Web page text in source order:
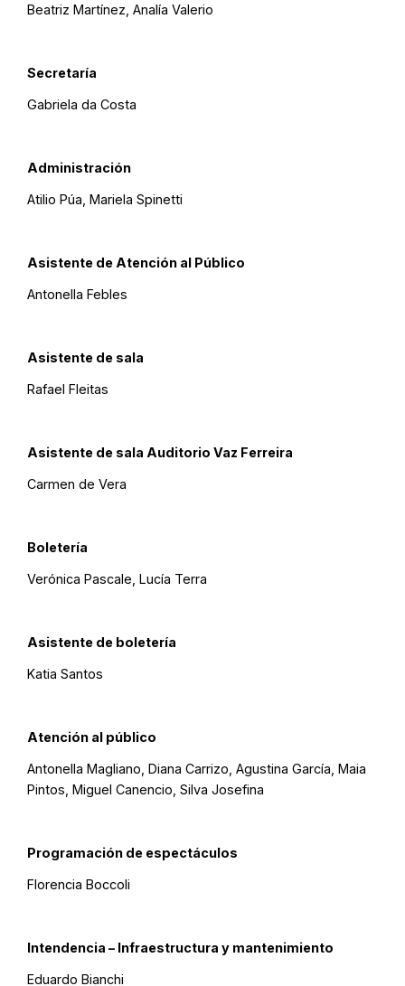
Beatriz Martínez, Analía Valerio
Secretaría
Gabriela da Costa
Administración
Atilio Púa, Mariela Spinetti
Asistente de Atención al Público
Antonella Febles
Asistente de sala
Rafael Fleitas
Asistente de sala Auditorio Vaz Ferreira
Carmen de Vera
Boletería
Verónica Pascale, Lucía Terra
Asistente de boletería
Katia Santos
Atención al público
Antonella Magliano, Diana Carrizo, Agustina García, Maia
Pintos, Miguel Canencio, Silva Josefina
Programación de espectáculos
Florencia Boccoli
Intendencia – Infraestructura y mantenimiento
Eduardo Bianchi